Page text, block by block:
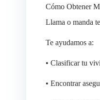
Cómo Obtener
Llama o manda
Te ayudamos a:
• Clasificar tu
• Encontrar